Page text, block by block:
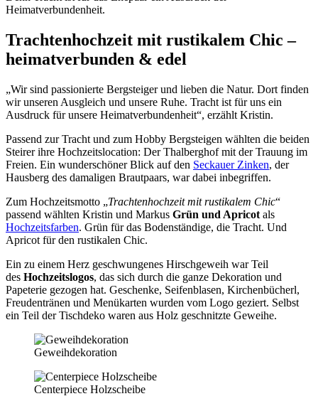
Heimatverbundenheit.
Trachtenhochzeit mit rustikalem Chic –
heimatverbunden & edel
„Wir sind passionierte Bergsteiger und lieben die Natur. Dort finden
wir unseren Ausgleich und unsere Ruhe. Tracht ist für uns ein
Ausdruck für unsere Heimatverbundenheit“, erzählt Kristin.
Passend zur Tracht und zum Hobby Bergsteigen wählten die beiden
Steirer ihre Hochzeitslocation: Der Thalberghof mit der Trauung im
Freien. Ein wunderschöner Blick auf den Seckauer Zinken, der
Hausberg des damaligen Brautpaars, war dabei inbegriffen.
Zum Hochzeitsmotto „Trachtenhochzeit mit rustikalem Chic“
passend wählten Kristin und Markus Grün und Apricot als
Hochzeitsfarben. Grün für das Bodenständige, die Tracht. Und
Apricot für den rustikalen Chic.
Ein zu einem Herz geschwungenes Hirschgeweih war Teil
des Hochzeitslogos, das sich durch die ganze Dekoration und
Papeterie gezogen hat. Geschenke, Seifenblasen, Kirchenbücherl,
Freudentränen und Menükarten wurden vom Logo geziert. Selbst
ein Teil der Tischdeko waren aus Holz geschnitzte Geweihe.
Geweihdekoration
Centerpiece Holzscheibe